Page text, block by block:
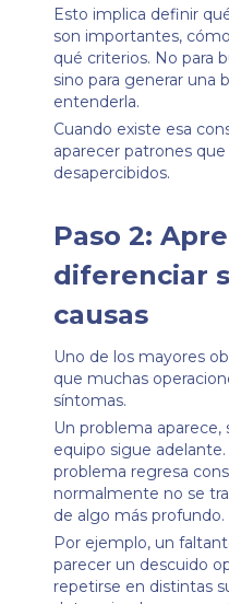
Esto implica definir
son importantes,
qué criterios. No para
sino para generar una
entenderla.
Cuando existe esa
aparecer patrones
desapercibidos.
Paso 2:
diferenciar
causas
Uno de los mayores
que muchas
síntomas.
Un problema aparece,
equipo sigue
problema regresa
normalmente no se
de algo más profundo.
Por ejemplo, un
parecer un descuido
repetirse en distintas